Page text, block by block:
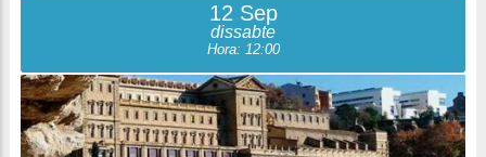
12 Sep
dissabte
Hora: 12:00